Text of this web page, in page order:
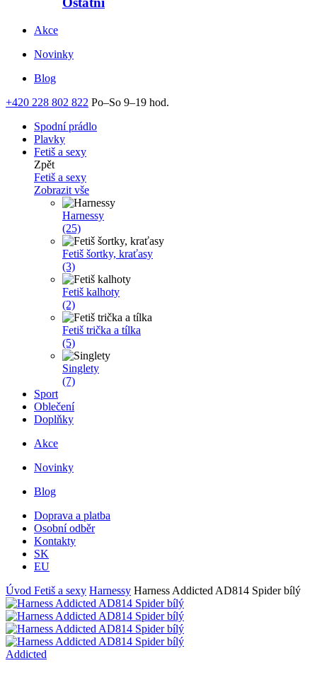
Akce
Novinky
Blog
+420 228 802 822 Po–So 9–19 hod.
Spodní prádlo
Plavky
Fetiš a sexy
Zpět
Fetiš a sexy
Zobrazit vše
Harnessy
(25)
Fetiš šortky, kraťasy
(3)
Fetiš kalhoty
(2)
Fetiš trička a tílka
(5)
Singlety
(7)
Sport
Oblečení
Doplňky
Akce
Novinky
Blog
Doprava a platba
Osobní odběr
Kontakty
SK
EU
Úvod Fetiš a sexy Harnessy Harness Addicted AD814 Spider bílý
Addicted